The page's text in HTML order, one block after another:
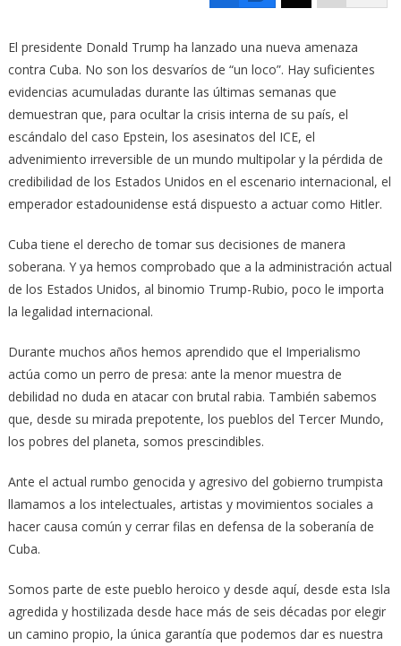
El presidente Donald Trump ha lanzado una nueva amenaza
contra Cuba. No son los desvaríos de “un loco”. Hay suficientes
evidencias acumuladas durante las últimas semanas que
demuestran que, para ocultar la crisis interna de su país, el
escándalo del caso Epstein, los asesinatos del ICE, el
advenimiento irreversible de un mundo multipolar y la pérdida de
credibilidad de los Estados Unidos en el escenario internacional, el
emperador estadounidense está dispuesto a actuar como Hitler.
Cuba tiene el derecho de tomar sus decisiones de manera
soberana. Y ya hemos comprobado que a la administración actual
de los Estados Unidos, al binomio Trump-Rubio, poco le importa
la legalidad internacional.
Durante muchos años hemos aprendido que el Imperialismo
actúa como un perro de presa: ante la menor muestra de
debilidad no duda en atacar con brutal rabia. También sabemos
que, desde su mirada prepotente, los pueblos del Tercer Mundo,
los pobres del planeta, somos prescindibles.
Ante el actual rumbo genocida y agresivo del gobierno trumpista
llamamos a los intelectuales, artistas y movimientos sociales a
hacer causa común y cerrar filas en defensa de la soberanía de
Cuba.
Somos parte de este pueblo heroico y desde aquí, desde esta Isla
agredida y hostilizada desde hace más de seis décadas por elegir
un camino propio, la única garantía que podemos dar es nuestra